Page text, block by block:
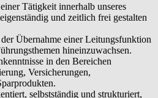
Tätigkeit innerhalb unseres
und zeitlich frei gestalten
der Übernahme einer Leitungsfunktion
hineinzuwachsen.
in den Bereichen
Versicherungen,
selbstständig und strukturiert,